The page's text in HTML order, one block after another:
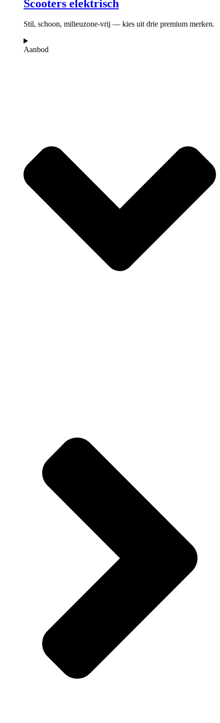
Scooters elektrisch
Stil, schoon, milieuzone-vrij — kies uit drie premium merken.
Aanbod